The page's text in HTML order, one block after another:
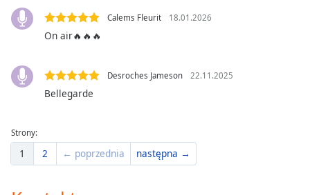
close
the
Text
Color
Opacity
Text
Calems Fleurit 18.01.2026
On air🔥🔥🔥
Desroches Jameson 22.11.2025
Bellegarde
Strony:
1 2 ← poprzednia następna →